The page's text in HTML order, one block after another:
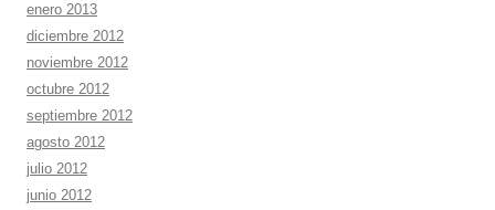
enero 2013
diciembre 2012
noviembre 2012
octubre 2012
septiembre 2012
agosto 2012
julio 2012
junio 2012